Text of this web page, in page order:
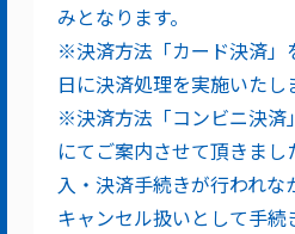
みとなります。
※決済方法「カード決済」
日に決済処理を実施いたし
※決済方法「コンビニ決済
にてご案内させて頂きま
入・決済手続きが行われな
キャンセル扱いとして手続